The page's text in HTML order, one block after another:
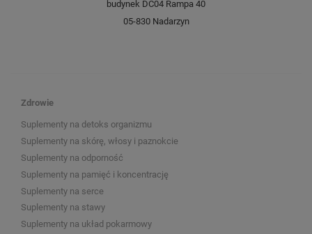
budynek DC04 Rampa 40
05-830 Nadarzyn
Zdrowie
Suplementy na detoks organizmu
Suplementy na skórę, włosy i paznokcie
Suplementy na odporność
Suplementy na pamięć i koncentrację
Suplementy na serce
Suplementy na stawy
Suplementy na układ pokarmowy